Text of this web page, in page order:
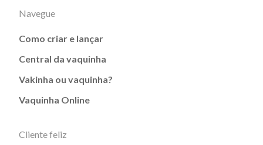
Navegue
Como criar e lançar
Central da vaquinha
Vakinha ou vaquinha?
Vaquinha Online
Cliente feliz